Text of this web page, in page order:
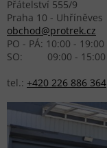
Přátelství 555/9
Praha 10 - Uhříněves
obchod@protrek.cz
PO - PÁ: 10:00 - 19:00
SO: 09:00 - 15:00
tel.: +420 226 886 364